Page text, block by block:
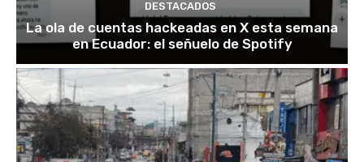
DESTACADOS
La ola de cuentas hackeadas en X esta semana
en Ecuador: el señuelo de Spotify